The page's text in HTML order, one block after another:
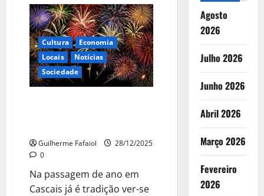
acreditares
muito”
esteve
no
Auditório
do
Casino
Estoril
Cultura
Economia
Locais
Notícias
Sociedade
Guilherme Fafaiol
28/12/2025
0
Na passagem de ano em
Cascais já é tradição ver-se
Agosto
2026
Julho 2026
Junho 2026
Abril 2026
Março 2026
Fevereiro
2026